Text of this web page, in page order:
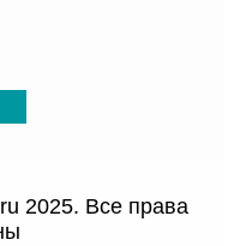
2025. Все права